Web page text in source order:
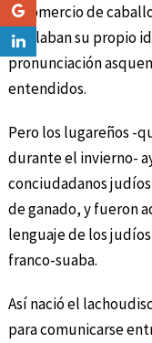
al comercio de
Hablaban su propio
pronunciación
entendidos.
Pero los lugareños -
durante el invierno-
conciudadanos
de ganado, y fueron
lenguaje de los
franco-suaba.
Así nació el
para comunicarse